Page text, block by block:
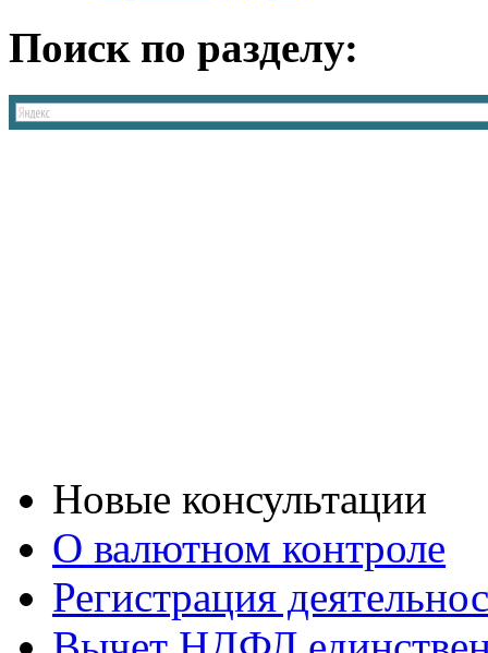
Поиск по разделу:
Новые консультации
О валютном контроле
Регистрация